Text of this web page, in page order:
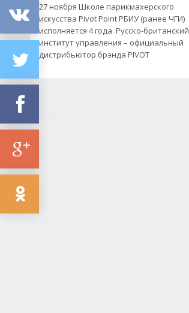
27 ноября Школе парикмахерского
искусства Pivot Point РБИУ (ранее ЧГИ)
исполняется 4 года. Русско-британский
институт управления – официальный
дистрибьютор брэнда PIVOT